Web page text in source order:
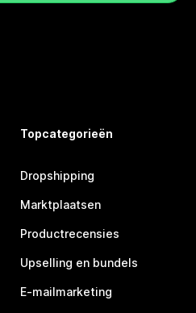
Topcategorieën
Dropshipping
Marktplaatsen
Productrecensies
Upselling en bundels
E-mailmarketing